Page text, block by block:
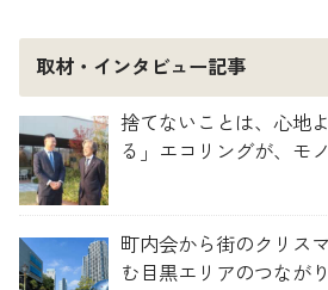
取材・インタビュー記事
捨てないことは、心地
る」エコリングが、モ
町内会から街のクリス
む目黒エリアのつなが